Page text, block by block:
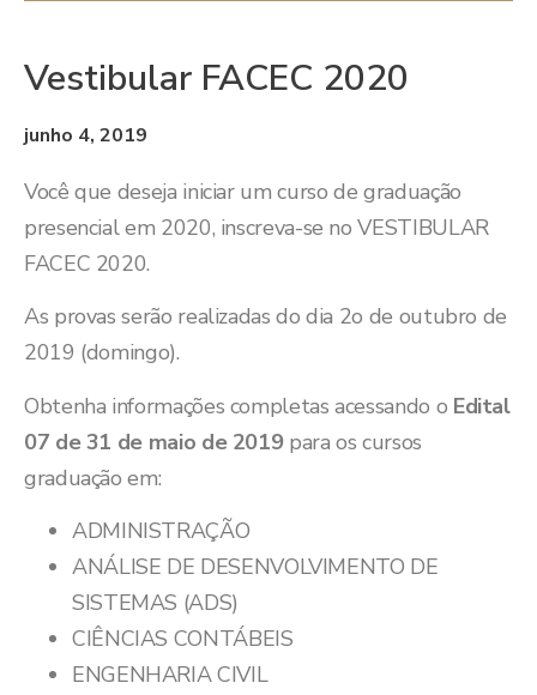
Vestibular FACEC 2020
junho 4, 2019
Você que deseja iniciar um curso de graduação
presencial em 2020, inscreva-se no VESTIBULAR
FACEC 2020.
As provas serão realizadas do dia 2o de outubro de
2019 (domingo).
Obtenha informações completas acessando o Edital
07 de 31 de maio de 2019para os cursos
graduação em:
ADMINISTRAÇÃO
ANÁLISE DE DESENVOLVIMENTO DE
SISTEMAS (ADS)
CIÊNCIAS CONTÁBEIS
ENGENHARIA CIVIL